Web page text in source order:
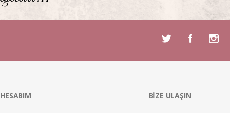
HESABIM BİZE ULAŞIN